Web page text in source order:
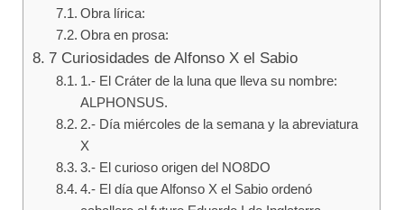
Obra lírica:
Obra en prosa:
7 Curiosidades de Alfonso X el Sabio
1.- El Cráter de la luna que lleva su nombre:
ALPHONSUS.
2.- Día miércoles de la semana y la abreviatura
X
3.- El curioso origen del NO8DO
4.- El día que Alfonso X el Sabio ordenó